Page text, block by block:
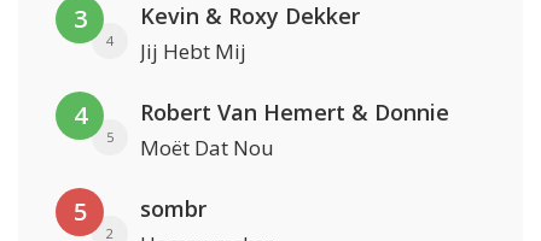
3
4
Kevin & Roxy Dekker
Jij Hebt Mij
4
5
Robert Van Hemert & Donnie
Moët Dat Nou
5
2
sombr